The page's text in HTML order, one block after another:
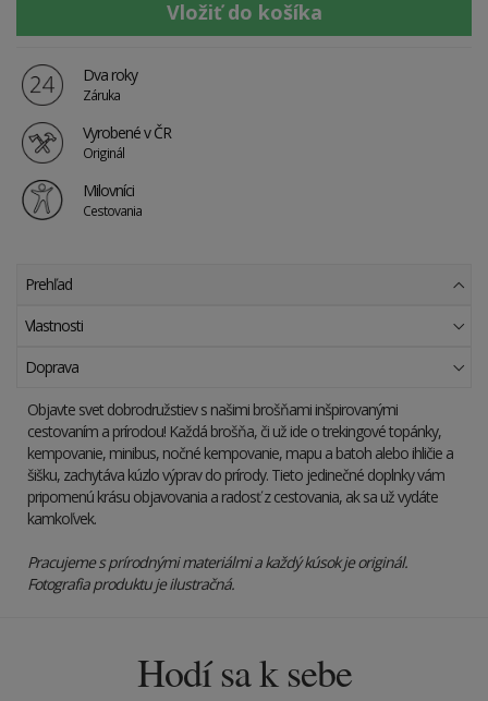
Dva roky
Záruka
Vyrobené v ČR
Originál
Milovníci
Cestovania
Prehľad
Vlastnosti
Doprava
Objavte svet dobrodružstiev s našimi brošňami inšpirovanými
cestovaním a prírodou! Každá brošňa, či už ide o trekingové topánky,
kempovanie, minibus, nočné kempovanie, mapu a batoh alebo ihličie a
šišku, zachytáva kúzlo výprav do prírody. Tieto jedinečné doplnky vám
pripomenú krásu objavovania a radosť z cestovania, ak sa už vydáte
kamkoľvek.
Pracujeme s prírodnými materiálmi a každý kúsok je originál.
Fotografia produktu je ilustračná.
Hodí sa k sebe